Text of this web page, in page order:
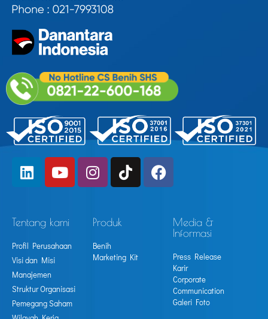
Tentang kami
Profil Perusahaan
Visi dan Misi
Manajemen
Struktur Organisasi
Pemegang Saham
Produk
Benih
Marketing Kit
Media &
Informasi
Press Release
Karir
Corporate
Communication
Galeri Foto